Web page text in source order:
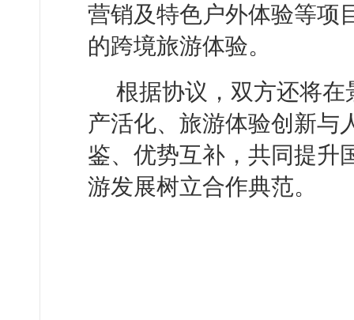
营销及特色户外体验等项
的跨境旅游体验。
根据协议，双方还将
产活化、旅游体验创新与
鉴、优势互补，共同提升
游发展树立合作典范。